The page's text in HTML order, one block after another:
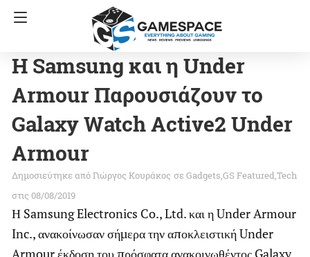
Η Samsung και η Under
Armour Παρουσιάζουν το
Galaxy Watch Active2 Under
Armour
Γιώργος Κουράκος σε Gadgets GS FeaturedTech
στις 08/08/2019
Η Samsung Electronics Co., Ltd. και η Under Armour
Inc., ανακοίνωσαν σήμερα την αποκλειστική Under
Armour έκδοση του πρόσφατα ανακοινωθέντος Galaxy